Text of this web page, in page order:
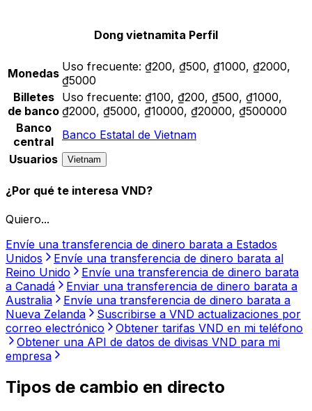
Dong vietnamita Perfil
Monedas Uso frecuente: ₫200, ₫500, ₫1000, ₫2000,
₫5000
Billetes
de banco
Uso frecuente: ₫100, ₫200, ₫500, ₫1000,
₫2000, ₫5000, ₫10000, ₫20000, ₫500000
Banco
central
Banco Estatal de Vietnam
Usuarios
Vietnam
¿Por qué te interesa VND?
Quiero...
Envíe una transferencia de dinero barata a Estados
Unidos
Envíe una transferencia de dinero barata al
Reino Unido
Envíe una transferencia de dinero barata
a Canadá
Enviar una transferencia de dinero barata a
Australia
Envíe una transferencia de dinero barata a
Nueva Zelanda
Suscribirse a VND actualizaciones por
correo electrónico
Obtener tarifas VND en mi teléfono
Obtener una API de datos de divisas VND para mi
empresa
Tipos de cambio en directo